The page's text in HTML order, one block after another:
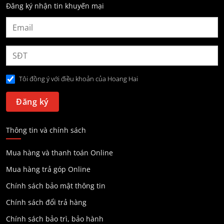
Đăng ký nhận tin khuyến mại
Tôi đồng ý với điều khoản của Hoang Hai
Thông tin và chính sách
Mua hàng và thanh toán Online
Mua hàng trả góp Online
Chính sách bảo mật thông tin
Chính sách đổi trả hàng
Chính sách bảo trì, bảo hành